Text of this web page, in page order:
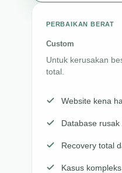
PERBAIKAN BERAT
Custom
Untuk kerusakan
total.
Website kena
Database
Recovery total
Kasus